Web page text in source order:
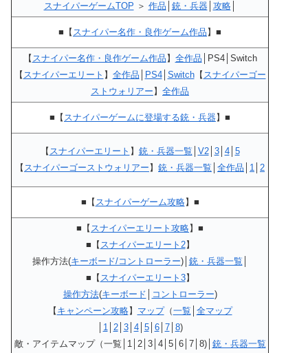
スナイパーゲームTOP ＞ 作品 銃・兵器 攻略│
■【 スナイパー名作・良作ゲーム作品 】■
【 スナイパー名作・良作ゲーム作品 】 全作品 │PS4│Switch
【 スナイパーエリート 】 全作品 PS4│ Switch【 スナイパーゴー
ストウォリアー 】 全作品
■【 スナイパーゲームに登場する銃・兵器 】■
【 スナイパーエリート 】 銃・兵器一覧 V2│ 3│ 4│ 5
【 スナイパーゴーストウォリアー 】 銃・兵器一覧 全作品 1 2
■【 スナイパーゲーム攻略】■
■【 スナイパーエリート攻略】■
■【 スナイパーエリート2】
操作方法(キーボード/コントローラー)│ 銃・兵器一覧
■【 スナイパーエリート3】
操作方法(キーボード コントローラー)
【 キャンペーン攻略】 マップ（一覧 全マップ
1│ 2│ 3│ 4│ 5│ 6│ 7│ 8)
敵・アイテムマップ（一覧│1│2│3│4│5│6│7│8)│ 銃・兵器一覧